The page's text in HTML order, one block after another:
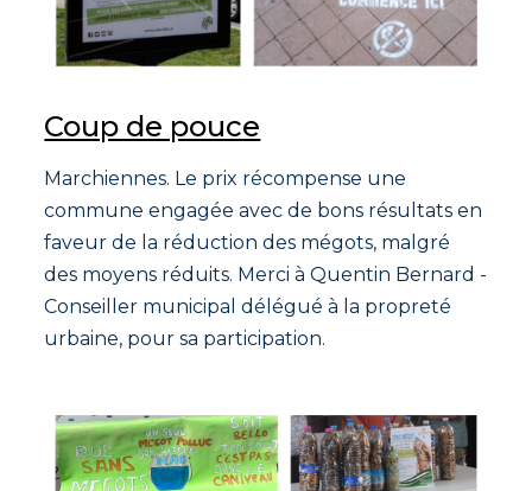
Coup de pouce
Marchiennes. Le prix récompense une
commune engagée avec de bons résultats en
faveur de la réduction des mégots, malgré
des moyens réduits. Merci à Quentin Bernard -
Conseiller municipal délégué à la propreté
urbaine, pour sa participation.